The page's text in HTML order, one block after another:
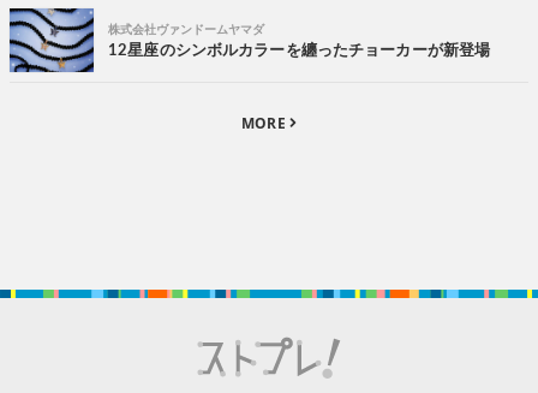
株式会社ヴァンドームヤマダ
12星座のシンボルカラーを纏ったチョーカーが新登場
MORE